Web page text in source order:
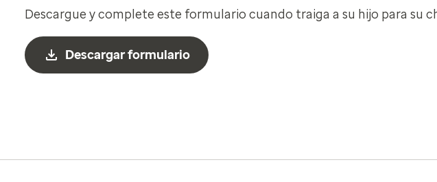
Descargue y complete este formulario cuando traiga a su hijo para su
Descargar formulario